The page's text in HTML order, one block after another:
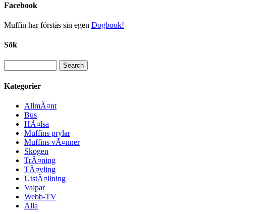
Facebook
Muffin har förstås sin egen Dogbook!
Sök
Kategorier
AllmÃ¤nt
Bus
HÃ¤lsa
Muffins prylar
Muffins vÃ¤nner
Skogen
TrÃ¤ning
TÃ¤vling
UtstÃ¤llning
Valpar
Webb-TV
Alla